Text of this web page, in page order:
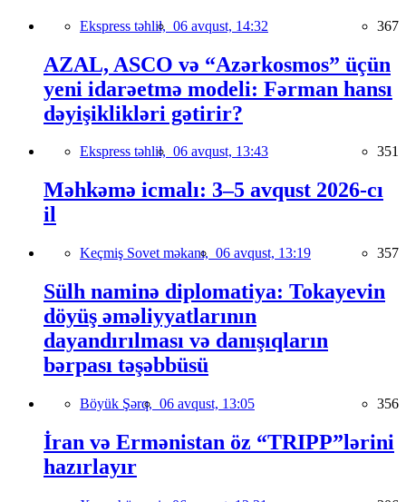
Ekspress təhlil, 06 avqust, 14:32 367
AZAL, ASCO və “Azərkosmos” üçün
yeni idarəetmə modeli: Fərman hansı
dəyişiklikləri gətirir?
Ekspress təhlil, 06 avqust, 13:43 351
Məhkəmə icmalı: 3–5 avqust 2026-cı
il
Keçmiş Sovet məkanı, 06 avqust, 13:19 357
Sülh naminə diplomatiya: Tokayevin
döyüş əməliyyatlarının
dayandırılması və danışıqların
bərpası təşəbbüsü
Böyük Şərq, 06 avqust, 13:05 356
İran və Ermənistan öz “TRIPP”lərini
hazırlayır